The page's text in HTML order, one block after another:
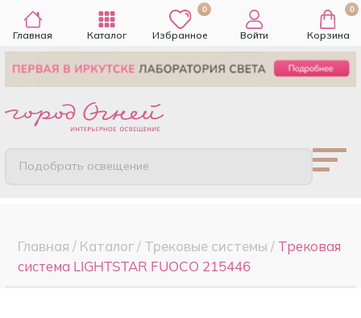
Главная Каталог
0
Избранное Войти
0
Корзина
Подобрать освещение
Главная / Каталог/ Трековые системы / Трековая
система LIGHTSTAR FUOCO 215446